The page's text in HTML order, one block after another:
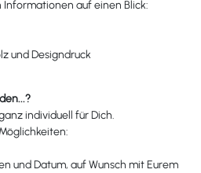
auf einen Blick:
und Designdruck
individuell für Dich.
und Datum, auf Wunsch mit Eurem